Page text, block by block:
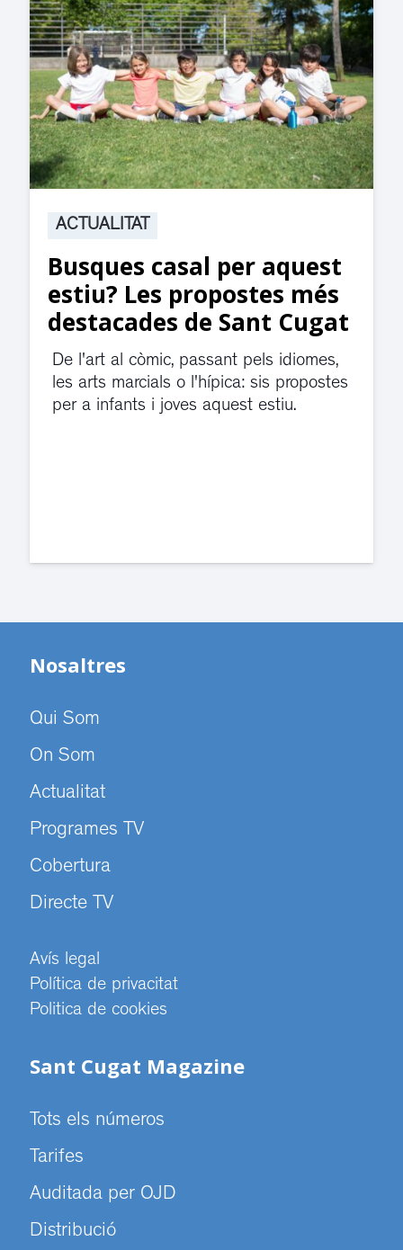
ACTUALITAT
Suspesa l’activitat als
jutjats de Rubí fins
divendres per una fuita
d’aigua
El servei de guàrdia i el jutjat de
violència de gènere s'han traslladat a
Nosaltres
Qui Som
On Som
Actualitat
Programes TV
Cobertura
Directe TV
Avís legal
Política de privacitat
Politica de cookies
Sant Cugat Magazine
Tots els números
Tarifes
Auditada per OJD
Distribució